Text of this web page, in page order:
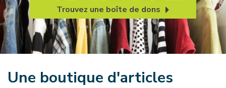
Trouvez une boîte de dons
Une boutique d'articles